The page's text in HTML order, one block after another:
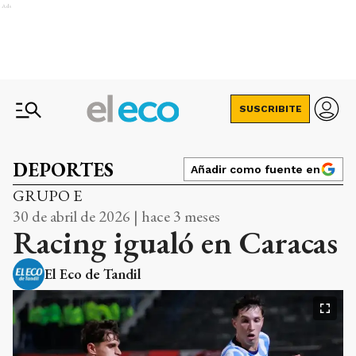
Ads
SUSCRIBITE
DEPORTES Añadir como fuente en
GRUPO E
30 de abril de 2026 | hace 3 meses
Racing igualó en Caracas
El Eco de Tandil